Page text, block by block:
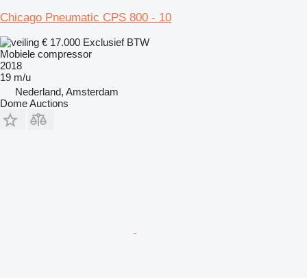
Chicago Pneumatic CPS 800 - 10
€ 17.000 Exclusief BTW
Mobiele compressor
2018
19 m/u
Nederland, Amsterdam
Dome Auctions